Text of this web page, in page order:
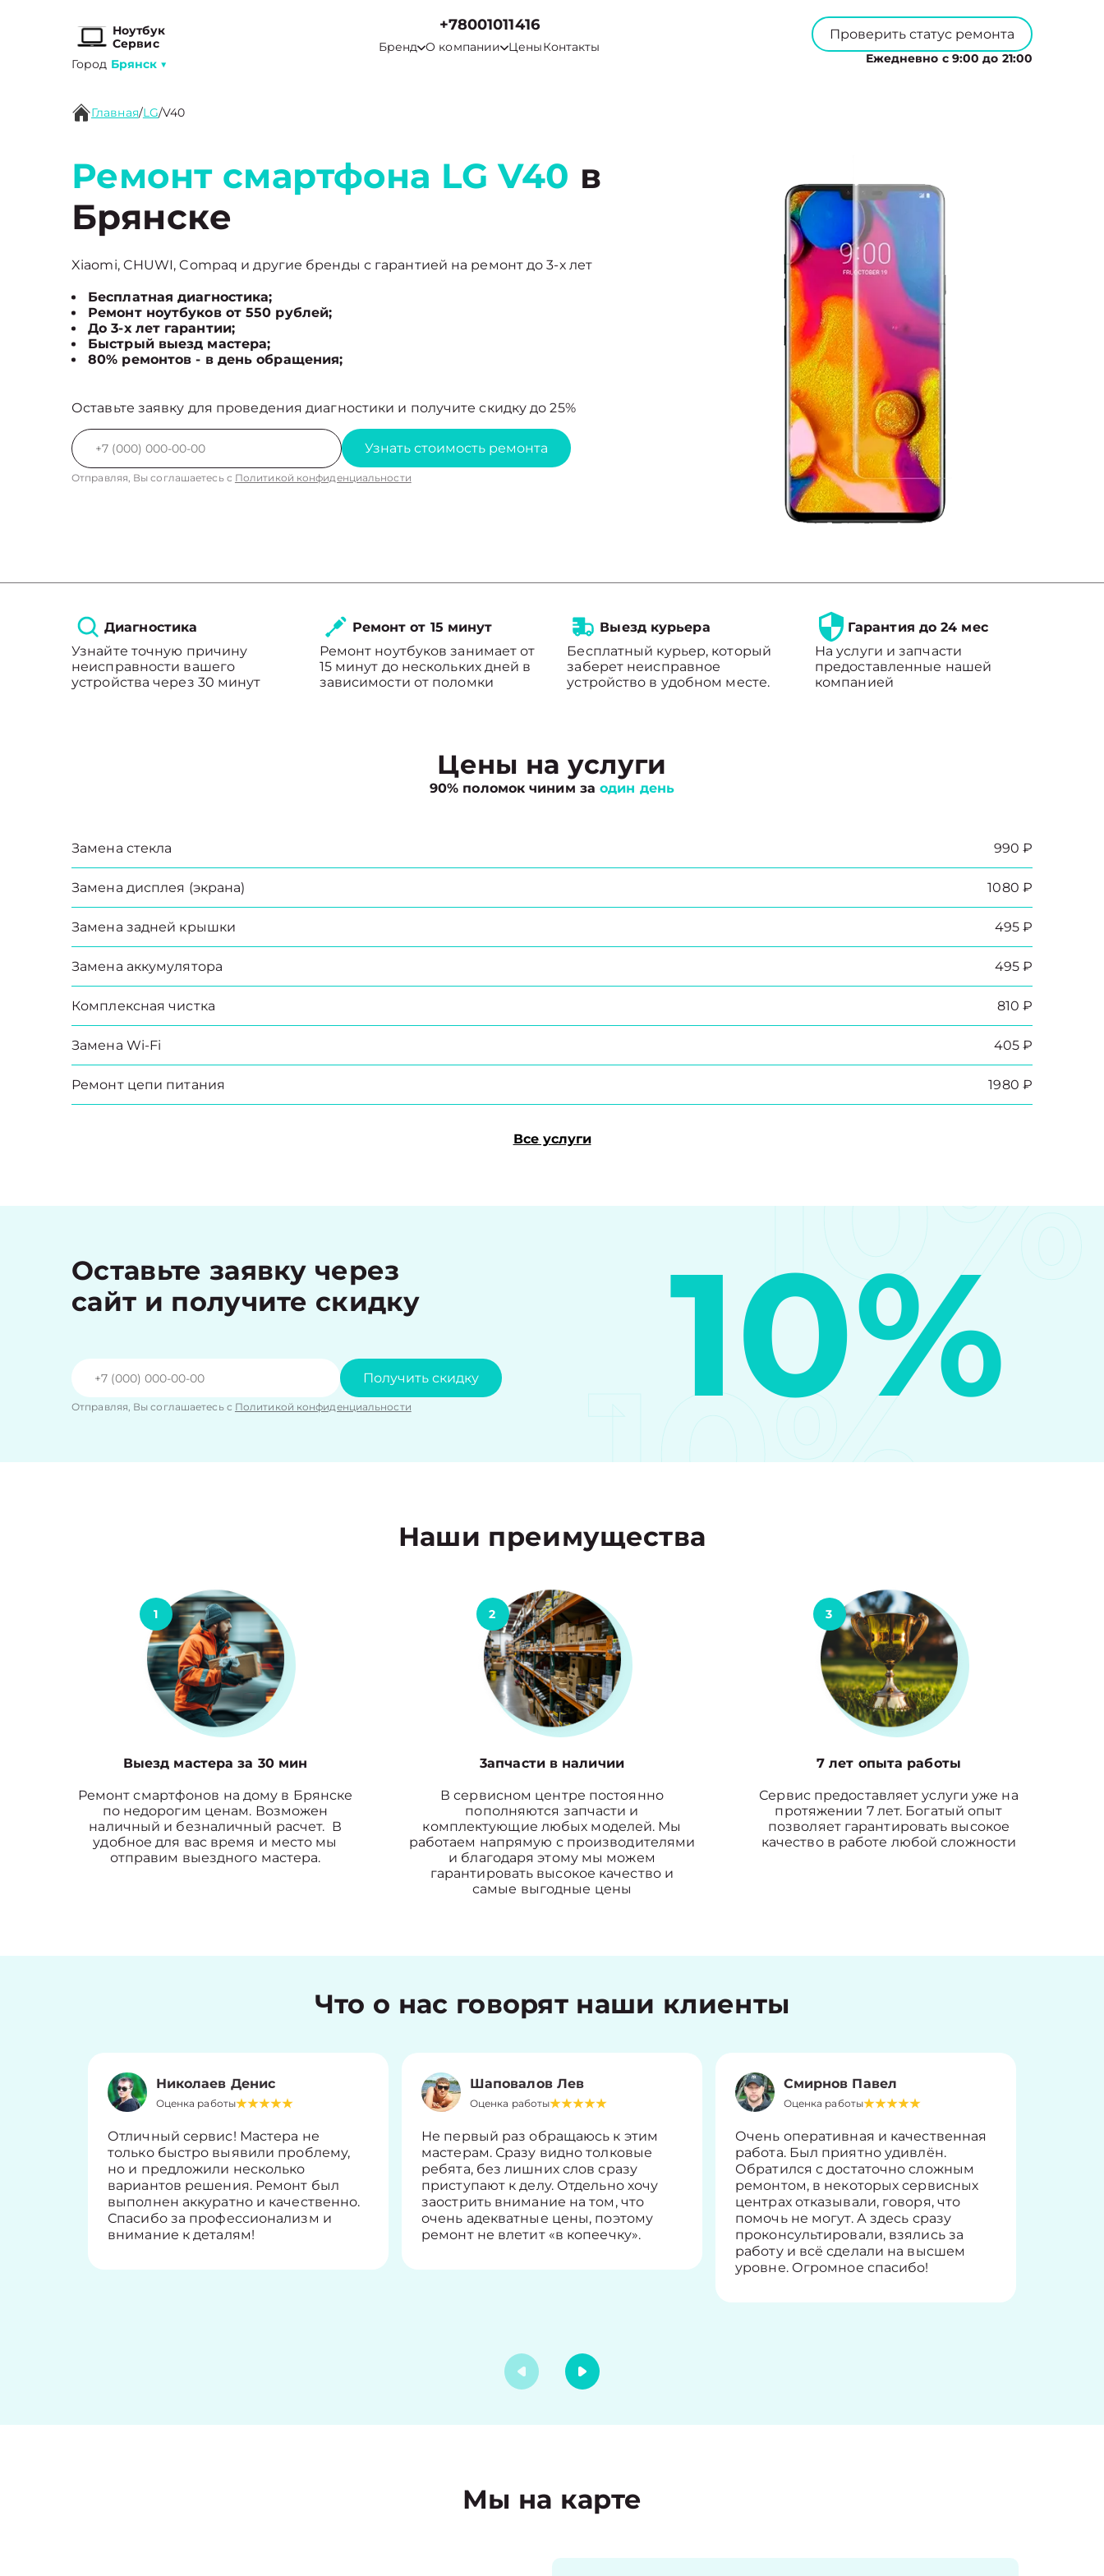
Ноутбук
Сервис
Город Брянск ▼
+78001011416
Бренд О компании ЦеныКонтакты
Проверить статус ремонта
Ежедневно с 9:00 до 21:00
Главная/LG/V40
Ремонт смартфона LG V40 в
Брянске
Xiaomi, CHUWI, Compaq и другие бренды с гарантией на ремонт до 3-х лет
Бесплатная диагностика;
Ремонт ноутбуков от 550 рублей;
До 3-х лет гарантии;
Быстрый выезд мастера;
80% ремонтов - в день обращения;
Оставьте заявку для проведения диагностики и получите скидку до 25%
Узнать стоимость ремонта
Отправляя, Вы соглашаетесь с Политикой конфиденциальности
Диагностика
Узнайте точную причину
неисправности вашего
устройства через 30 минут
Ремонт от 15 минут
Ремонт ноутбуков занимает от
15 минут до нескольких дней в
зависимости от поломки
Выезд курьера
Бесплатный курьер, который
заберет неисправное
устройство в удобном месте.
Гарантия до 24 мес
На услуги и запчасти
предоставленные нашей
компанией
Цены на услуги
90% поломок чиним заодин день
Замена стекла 990 ₽
Замена дисплея (экрана) 1080 ₽
Замена задней крышки 495 ₽
Замена аккумулятора 495 ₽
Комплексная чистка 810 ₽
Замена Wi-Fi 405 ₽
Ремонт цепи питания 1980 ₽
Все услуги
Оставьте заявку через
сайт и получите скидку
Получить скидку
Отправляя, Вы соглашаетесь с Политикой конфиденциальности 10%
10%
10%
Наши преимущества
1
Выезд мастера за 30 мин
Ремонт смартфонов на дому в Брянске
по недорогим ценам. Возможен
наличный и безналичный расчет. В
удобное для вас время и место мы
отправим выездного мастера.
2
3апчасти в наличии
В сервисном центре постоянно
пополняются запчасти и
комплектующие любых моделей. Мы
работаем напрямую с производителями
и благодаря этому мы можем
гарантировать высокое качество и
самые выгодные цены
3
7 лет опыта работы
Сервис предоставляет услуги уже на
протяжении 7 лет. Богатый опыт
позволяет гарантировать высокое
качество в работе любой сложности
Что о нас говорят наши клиенты
Николаев Денис
Оценка работы
Отличный сервис! Мастера не
только быстро выявили проблему,
но и предложили несколько
вариантов решения. Ремонт был
выполнен аккуратно и качественно.
Спасибо за профессионализм и
внимание к деталям!
Шаповалов Лев
Оценка работы
Не первый раз обращаюсь к этим
мастерам. Сразу видно толковые
ребята, без лишних слов сразу
приступают к делу. Отдельно хочу
заострить внимание на том, что
очень адекватные цены, поэтому
ремонт не влетит «в копеечку».
Смирнов Павел
Оценка работы
Очень оперативная и качественная
работа. Был приятно удивлён.
Обратился с достаточно сложным
ремонтом, в некоторых сервисных
центрах отказывали, говоря, что
помочь не могут. А здесь сразу
проконсультировали, взялись за
работу и всё сделали на высшем
уровне. Огромное спасибо!
Мы на карте